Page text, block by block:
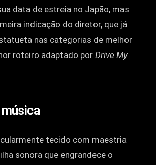
data de estreia no Japão, mas
indicação do diretor, que já
nas categorias de melhor
roteiro adaptado por Drive My
tecido com maestria
sonora que engrandece o